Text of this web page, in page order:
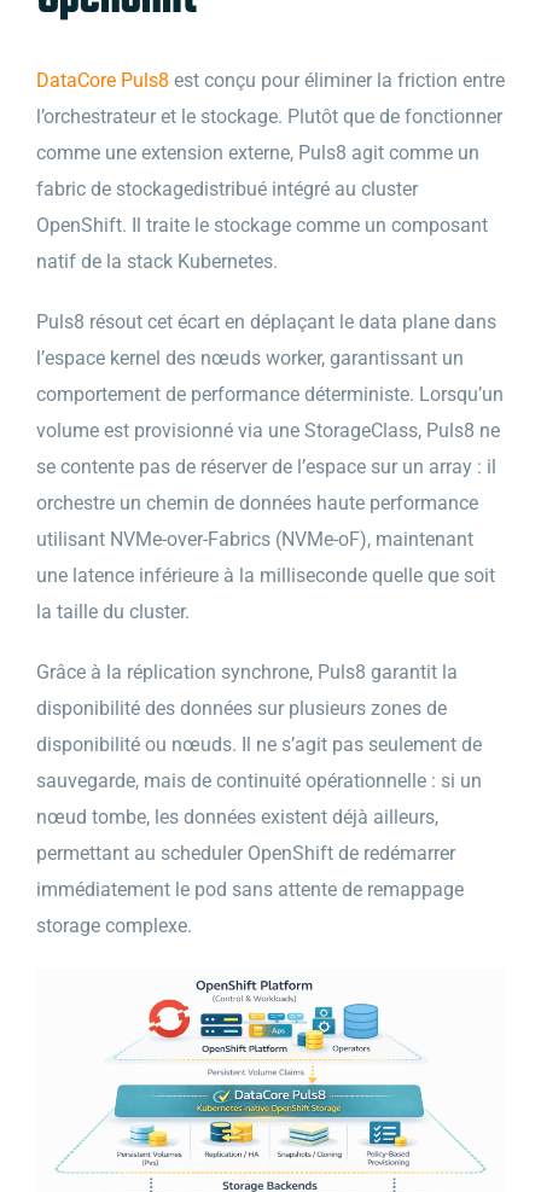
DataCore Puls8 est conçu pour éliminer la friction entre
l’orchestrateur et le stockage. Plutôt que de fonctionner
comme une extension externe, Puls8 agit comme un
fabric de stockagedistribué intégré au cluster
OpenShift. Il traite le stockage comme un composant
natif de la stack Kubernetes.
Puls8 résout cet écart en déplaçant le data plane dans
l’espace kernel des nœuds worker, garantissant un
comportement de performance déterministe. Lorsqu’un
volume est provisionné via une StorageClass, Puls8 ne
se contente pas de réserver de l’espace sur un array : il
orchestre un chemin de données haute performance
utilisant NVMe-over-Fabrics (NVMe-oF), maintenant
une latence inférieure à la milliseconde quelle que soit
la taille du cluster.
Grâce à la réplication synchrone, Puls8 garantit la
disponibilité des données sur plusieurs zones de
disponibilité ou nœuds. Il ne s’agit pas seulement de
sauvegarde, mais de continuité opérationnelle : si un
nœud tombe, les données existent déjà ailleurs,
permettant au scheduler OpenShift de redémarrer
immédiatement le pod sans attente de remappage
storage complexe.